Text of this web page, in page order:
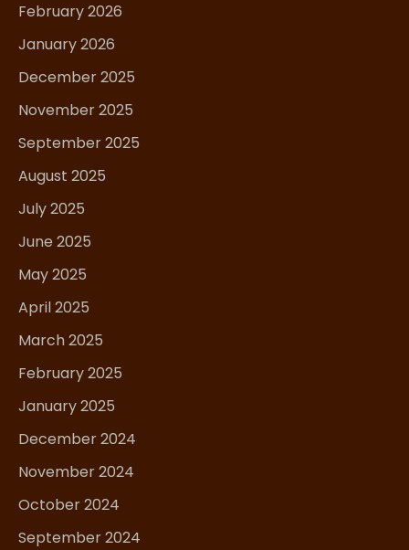
February 2026
January 2026
December 2025
November 2025
September 2025
August 2025
July 2025
June 2025
May 2025
April 2025
March 2025
February 2025
January 2025
December 2024
November 2024
October 2024
September 2024